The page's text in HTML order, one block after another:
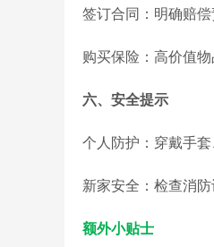
签订合同：明确赔
购买保险：高价值
六、安全提示
个人防护：穿戴手
新家安全：检查消
额外小贴士